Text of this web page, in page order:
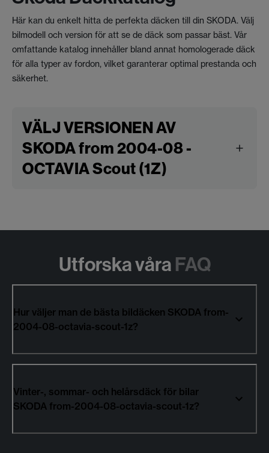
Här kan du enkelt hitta de perfekta däcken till din SKODA. Välj
bilmodell och version för att se de däck som passar bäst. Vår
omfattande katalog innehåller bland annat homologerade däck
för alla typer av fordon, vilket garanterar optimal prestanda och
säkerhet.
VÄLJ VERSIONEN AV
SKODA from 2004-08 -
OCTAVIA Scout (1Z)
Utforska våra FAQ
Hur väljer man de bästa bildäcken SKODA from-
2004-08-octavia-scout-1z?
Vinter-, sommar- och helårsdäck för bilar
SKODA from-2004-08-octavia-scout-1z?